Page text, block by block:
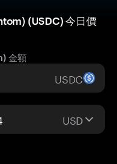
(USDC) 今日價
金額
USDC
USD